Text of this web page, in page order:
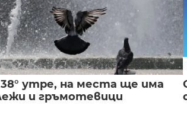
утре, на места ще има
и гръмотевици